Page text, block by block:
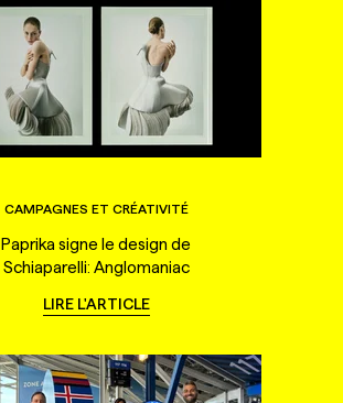
CAMPAGNES ET CRÉATIVITÉ
Paprika signe le design de
Schiaparelli: Anglomaniac
LIRE L'ARTICLE